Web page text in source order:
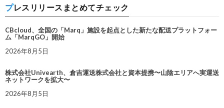
プレスリリースまとめてチェック
CBcloud、全国の「Marq」施設を起点とした新たな配送プラットフォー
ム「MarqGO」開始
2026年8月5日
株式会社Univearth、倉吉運送株式会社と資本提携〜山陰エリアへ実運送
ネットワークを拡大〜
2026年8月5日